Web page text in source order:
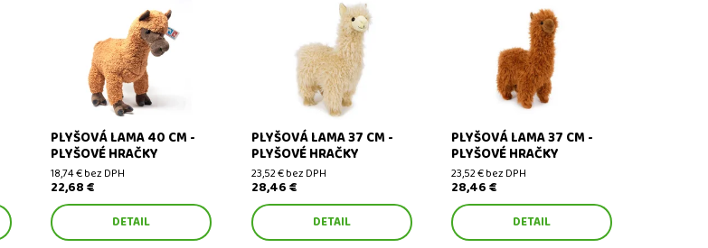
Plyšová lama 40 cm - plyšové
PLYŠOVÁ LAMA 40 CM -
PLYŠOVÉ HRAČKY
18,74 € bez DPH
22,68 €
DETAIL
Plyšová lama 37 cm - plyšové
PLYŠOVÁ LAMA 37 CM -
PLYŠOVÉ HRAČKY
23,52 € bez DPH
28,46 €
DETAIL
Plyšová lama 37 cm - plyšové
PLYŠOVÁ LAMA 37 CM -
PLYŠOVÉ HRAČKY
23,52 € bez DPH
28,46 €
DETAIL